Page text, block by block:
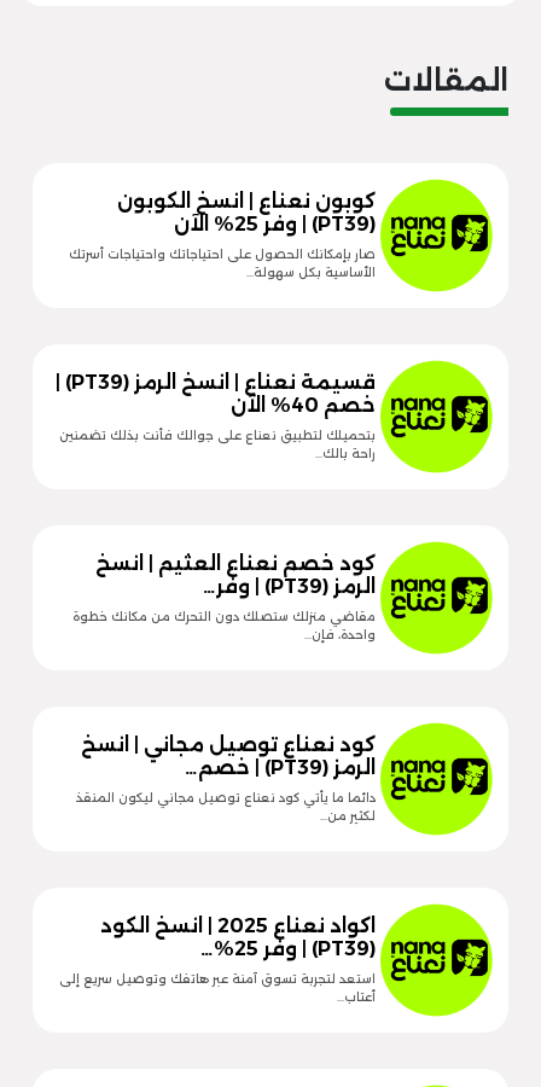
المقالات
كوبون نعناع | انسخ الكوبون
(PT39) | وفر 25% الآن
صار بإمكانك الحصول على احتياجاتك واحتياجات أسرتك
الأساسية بكل سهولة…
قسيمة نعناع | انسخ الرمز (PT39) |
خصم 40% الآن
بتحميلك لتطبيق نعناع على جوالك فأنت بذلك تضمنين
راحة بالك…
كود خصم نعناع العثيم | انسخ
الرمز (PT39) | وفر…
مقاضي منزلك ستصلك دون التحرك من مكانك خطوة
واحدة، فإن…
كود نعناع توصيل مجاني | انسخ
الرمز (PT39) | خصم…
دائما ما يأتي كود نعناع توصيل مجاني ليكون المنقذ
لكثير من…
اكواد نعناع 2025 | انسخ الكود
(PT39) | وفر 25%…
استعد لتجربة تسوق آمنة عبر هاتفك وتوصيل سريع إلى
أعتاب…